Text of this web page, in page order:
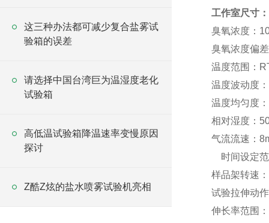
这三种办法都可减少复合盐雾试
验箱的误差
请选择中国台湾巨为温湿度老化
试验箱
高低温试验箱降温速率变慢原因
探讨
Z酷Z炫的盐水喷雾试验机亮相
工作室尺寸：
臭氧浓度：
臭氧浓度偏
温度范围：
温度波动度
温度均匀度
相对湿度：
气流流速：
时间设定
样品架转速
试验拉伸动
伸长率范围